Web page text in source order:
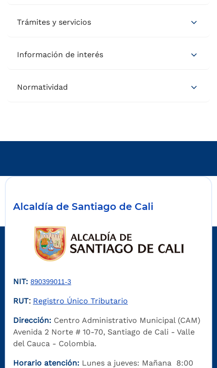
Trámites y servicios
Información de interés
Normatividad
Alcaldía de Santiago de Cali
NIT: 890399011-3
RUT: Registro Único Tributario
Dirección: Centro Administrativo Municipal (CAM)
Avenida 2 Norte # 10-70, Santiago de Cali - Valle
del Cauca - Colombia.
Horario atención: Lunes a jueves: Mañana 8:00